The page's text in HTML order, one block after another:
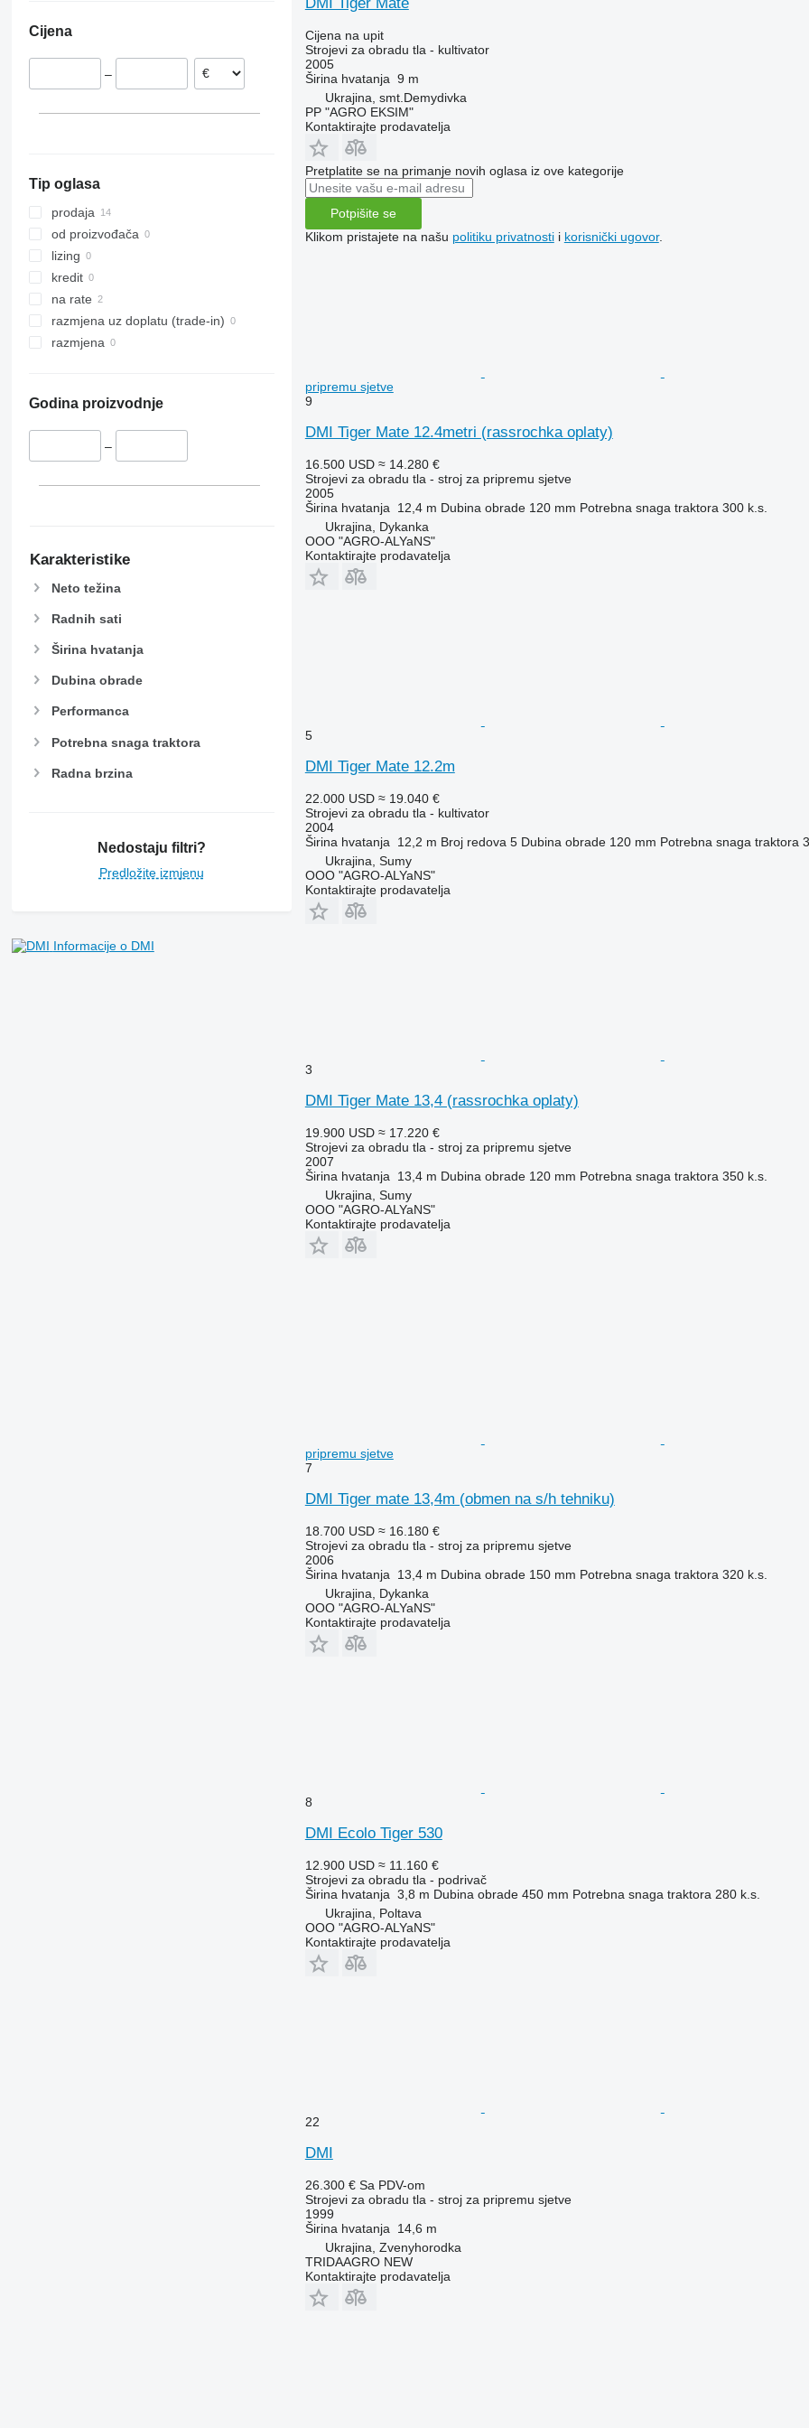
TLD
Rubin
Smaragd
VariDiamant
Zirkon
W-series
Cijena
–
Tip oglasa
prodaja
od proizvođača
lizing
kredit
na rate
razmjena uz doplatu (trade-in)
razmjena
Godina proizvodnje
–
Karakteristike
Neto težina
Radnih sati
Širina hvatanja
Dubina obrade
Performanca
Potrebna snaga traktora
Radna brzina
Nedostaju filtri?
Predložite izmjenu
Informacije o DMI
Cijena na upit
Strojevi za obradu tla - kultivator
2005
Širina hvatanja 9 m
Ukrajina, smt.Demydivka
PP "AGRO EKSIM"
Kontaktirajte prodavatelja
Pretplatite se na primanje novih oglasa iz ove kategorije
Potpišite se
Klikom pristajete na našu politiku privatnostii korisnički ugovor.
pripremu sjetve
9
DMI Tiger Mate 12.4metri (rassrochka oplaty)
16.500 USD ≈ 14.280 €
Strojevi za obradu tla - stroj za pripremu sjetve
2005
Širina hvatanja
12,4 m Dubina obrade 120 mm Potrebna snaga traktora 300 k.s.
Ukrajina, Dykanka
OOO "AGRO-ALYaNS"
Kontaktirajte prodavatelja
5
DMI Tiger Mate 12.2m
22.000 USD ≈ 19.040 €
Strojevi za obradu tla - kultivator
2004
Širina hvatanja
12,2 m Broj redova 5 Dubina obrade 120 mm Potrebna snaga traktora
Ukrajina, Sumy
OOO "AGRO-ALYaNS"
Kontaktirajte prodavatelja
3
DMI Tiger Mate 13,4 (rassrochka oplaty)
19.900 USD ≈ 17.220 €
Strojevi za obradu tla - stroj za pripremu sjetve
2007
Širina hvatanja
13,4 m Dubina obrade 120 mm Potrebna snaga traktora 350 k.s.
Ukrajina, Sumy
OOO "AGRO-ALYaNS"
Kontaktirajte prodavatelja
pripremu sjetve
7
DMI Tiger mate 13,4m (obmen na s/h tehniku)
18.700 USD ≈ 16.180 €
Strojevi za obradu tla - stroj za pripremu sjetve
2006
Širina hvatanja
13,4 m Dubina obrade 150 mm Potrebna snaga traktora 320 k.s.
Ukrajina, Dykanka
OOO "AGRO-ALYaNS"
Kontaktirajte prodavatelja
8
DMI Ecolo Tiger 530
12.900 USD ≈ 11.160 €
Strojevi za obradu tla - podrivač
Širina hvatanja 3,8 m Dubina obrade 450 mm Potrebna snaga traktora 280 k.s.
Ukrajina, Poltava
OOO "AGRO-ALYaNS"
Kontaktirajte prodavatelja
22
DMI
26.300 € Sa PDV-om
Strojevi za obradu tla - stroj za pripremu sjetve
1999
Širina hvatanja
14,6 m
Ukrajina, Zvenyhorodka
TRIDAAGRO NEW
Kontaktirajte prodavatelja